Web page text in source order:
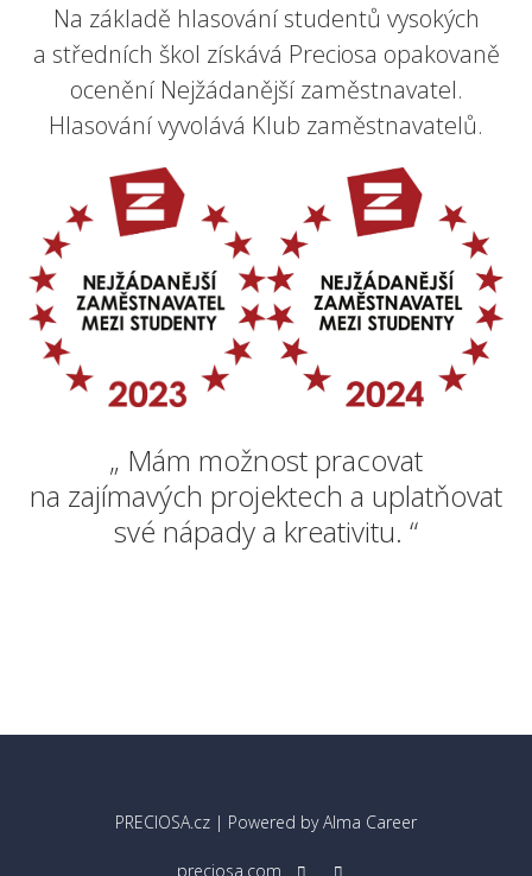
Na základě hlasování studentů vysokých
a středních škol získává Preciosa opakovaně
ocenění Nejžádanější zaměstnavatel.
Hlasování vyvolává Klub zaměstnavatelů.
„ Mám možnost pracovat
na zajímavých projektech a uplatňovat
své nápady a kreativitu. “
PRECIOSA.cz | Powered byAlma Career
preciosa.com